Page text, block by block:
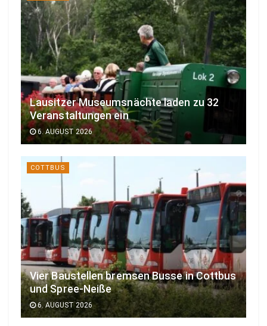
Lausitzer Museumsnächte laden zu 32
Veranstaltungen ein
6. AUGUST 2026
COTTBUS
Vier Baustellen bremsen Busse in Cottbus
und Spree-Neiße
6. AUGUST 2026